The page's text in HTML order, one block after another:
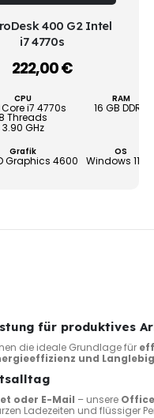
TB HDD
WÄHLEN
auf
der
400 G2 Intel
i7 4770s
222,00€
CPU
i7 4770s
Threads
3.90 GHz
RAM
16 GB DDR4
Grafik
Graphics 4600
OS
Windows 11 Pro
für produktives
die ideale Grundlage für
und
oder E-Mail – unsere
Ladezeiten und flüssiger